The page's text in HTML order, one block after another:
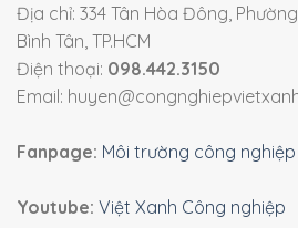
Địa chỉ: 334 Tân Hòa Đông,
Bình Tân, TP.HCM
Điện thoại: 098.442.3150
Email:
Fanpage: Môi trường công nghiệp
Youtube: Việt Xanh Công nghiệp